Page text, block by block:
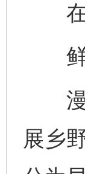
在
鲜
漫
展乡